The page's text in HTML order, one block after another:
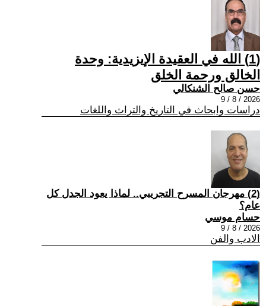
(1) الله في العقيدة الإيزيدية: وحدة
الخالق ورحمة الخلق
حسن صالح الشنكالي
2026 / 8 / 9
دراسات وابحاث في التاريخ والتراث واللغات
(2) مهرجان المسرح التجريبي.. لماذا يعود الجدل كل
عام؟
حسام موسي
2026 / 8 / 9
الادب والفن